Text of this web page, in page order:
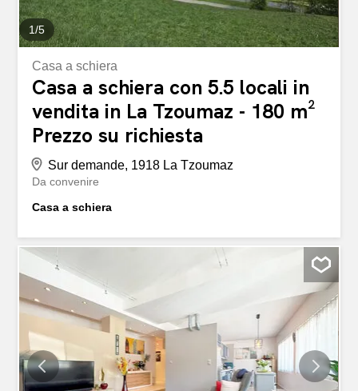
1/5
Casa a schiera
Casa a schiera con 5.5 locali in
vendita in La Tzoumaz - 180 m²
Prezzo su richiesta
Sur demande, 1918 La Tzoumaz
Da convenire
Casa a schiera